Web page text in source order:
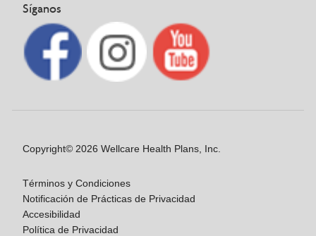
Síganos
Copyright© 2026 Wellcare Health Plans, Inc.
Términos y Condiciones
Notificación de Prácticas de Privacidad
Accesibilidad
Política de Privacidad